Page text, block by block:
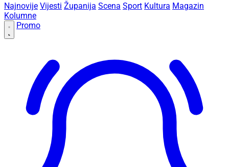
Najnovije Vijesti Županija Scena Sport Kultura Magazin
Kolumne
Promo